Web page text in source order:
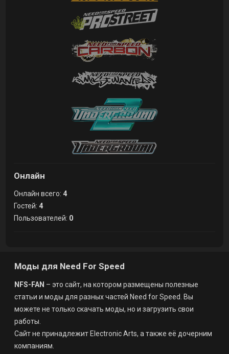
Онлайн
Онлайн всего: 4
Гостей: 4
Пользователей: 0
Моды для Need For Speed
NFS-FAN – это сайт, на котором размещены полезные
статьи и моды для разных частей Need for Speed. Вы
можете не только скачать моды, но и загрузить свои
работы.
Сайт не принадлежит Electronic Arts, а также её дочерним
компаниям.